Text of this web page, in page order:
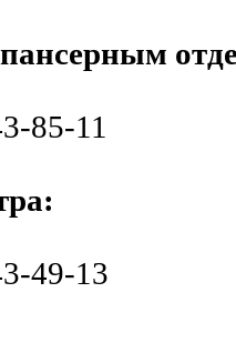
85-11
49-13